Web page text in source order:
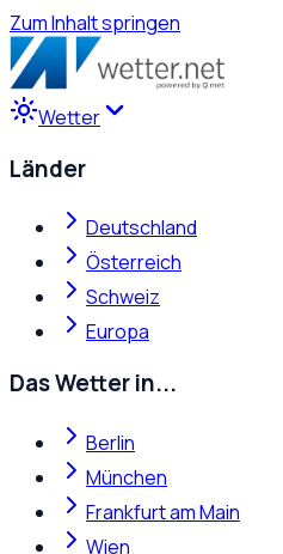
Zum Inhalt springen
Wetter
Länder
Deutschland
Österreich
Schweiz
Europa
Das Wetter in...
Berlin
München
Frankfurt am Main
Wien